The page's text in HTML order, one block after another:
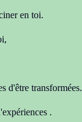
en toi.
d'être transformées.
.